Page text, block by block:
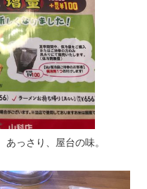
っさり、屋台の味。